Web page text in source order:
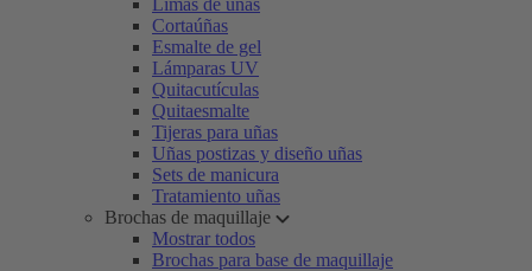
Limas de uñas
Cortaúñas
Esmalte de gel
Lámparas UV
Quitacutículas
Quitaesmalte
Tijeras para uñas
Uñas postizas y diseño uñas
Sets de manicura
Tratamiento uñas
Brochas de maquillaje
Mostrar todos
Brochas para base de maquillaje